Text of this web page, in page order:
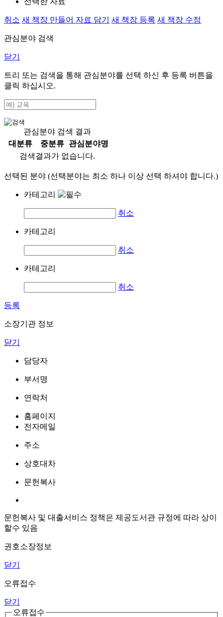
취소 새 책장 만들어 자료 담기 새 책장 등록 새 책장 수정
관심분야 검색
닫기
트리 또는 검색을 통해 관심분야를 선택 하신 후 등록 버튼을
클릭 하십시오.
관심분야 검색 결과
대분류
중분류
관심분야명
검색결과가 없습니다.
선택된 분야 (선택분야는 최소 하나 이상 선택 하셔야 합니다.)
카테고리
취소
카테고리
취소
카테고리
취소
등록
소장기관 정보
닫기
담당자
부서명
연락처
홈페이지
전자메일
주소
상호대차
문헌복사
문헌복사 및 대출서비스 정책은 제공도서관 규정에 따라 상이
할수 있음
권호소장정보
닫기
오류접수
닫기
오류접수